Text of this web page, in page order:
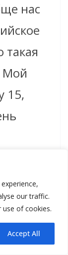
our traffic.
use of cookies.
Accept All
нас
такая
Мой
15,